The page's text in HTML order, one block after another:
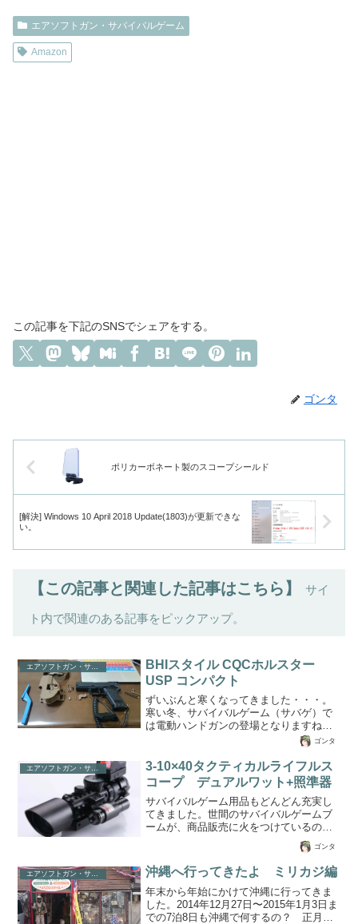
エアソフトガン・サバイバルゲーム
Amazon
この記事を下記のSNSでシェアをする。
ゴンタ
ポリカーボネート製のスコープシールド
[解決] Windows 10 April 2018 Update(1803)が更新できな
い。
【この記事と関連した記事はこちら】 サイ
ト内で関連のある記事をピックアップ。
BHIスタイル CQCホルスター
USP コンパクト
ずいぶんと寒くなってきました・・・。
寒い冬、サバイバルゲーム（サバゲ）で
は電動ハンドガンの登場となりますね！
ところで今回は、東京マルイの電動ハン
ドガン「H&K社のUSP」のホルダーの記
事を書いてみようと思います。※エアソ
フトガン（エアガン/ガスガン/電動エアガ
ン）今までは、レッグホルダーを使用し
ていたのですが、ちょっと不具合が多く
苦労していました。どんな苦労かという
と・・ 移動中にレッグホルダーからハン
ドガンが落下する。 レッグホルダー自体
が足の太もも部分から下にずれ落ちる。
腰ベルトが引っ張られ変な感じ...
ゴンタ
エアソフトガン・サバイバルゲーム
3-10×40タクティカルライフルス
コープ デュアルワット+照準器
サバイバルゲーム用品もどんどん充実し
てきました。世間のサバイバルゲームブ
ームが、商品販売に火をつけているので
しょう、いろんな新製品が投入されてい
ます。今回は1つのスコープで3つ美味し
い新商品をレビューします。Amazonで1
万円弱で販売されている3-10x40タクティ
カルライフルスコープ デュアルワット
+照準器 ホログラフィックグリーン/レ
ッ / レールマウント コンボエアガン銃
ゴンタ
エアソフトガン・サバイバルゲーム 沖縄へ行ってきたよ ミリカジ編
年末から年始にかけて沖縄に行ってきま
した。2014年12月27日〜2015年1月3日ま
での7泊8日も沖縄で何するの？ 正月な